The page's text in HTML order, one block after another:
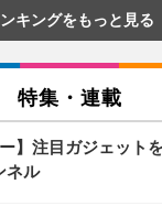
キングをもっと見る
特集・連載
ー】注目ガジェット
ネル